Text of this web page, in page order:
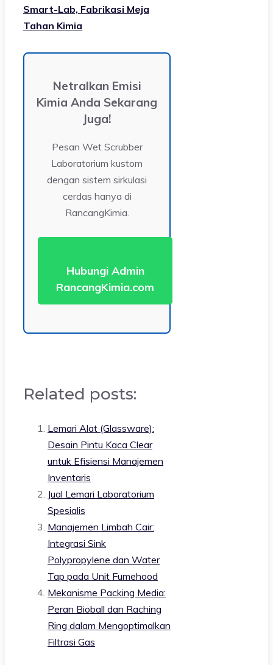
Smart-Lab, Fabrikasi Meja
Tahan Kimia
Netralkan Emisi
Kimia Anda Sekarang
Juga!
Pesan Wet Scrubber
Laboratorium kustom
dengan sistem sirkulasi
cerdas hanya di
RancangKimia.
Hubungi Admin
RancangKimia.com
Related posts:
Lemari Alat (Glassware):
Desain Pintu Kaca Clear
untuk Efisiensi Manajemen
Inventaris
Jual Lemari Laboratorium
Spesialis
Manajemen Limbah Cair:
Integrasi Sink
Polypropylene dan Water
Tap pada Unit Fumehood
Mekanisme Packing Media:
Peran Bioball dan Raching
Ring dalam Mengoptimalkan
Filtrasi Gas